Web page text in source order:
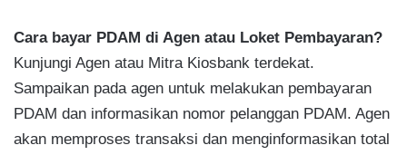
Cara bayar PDAM di Agen atau Loket Pembayaran?
Kunjungi Agen atau Mitra Kiosbank terdekat.
Sampaikan pada agen untuk melakukan pembayaran
PDAM dan informasikan nomor pelanggan PDAM. Agen
akan memproses transaksi dan menginformasikan total